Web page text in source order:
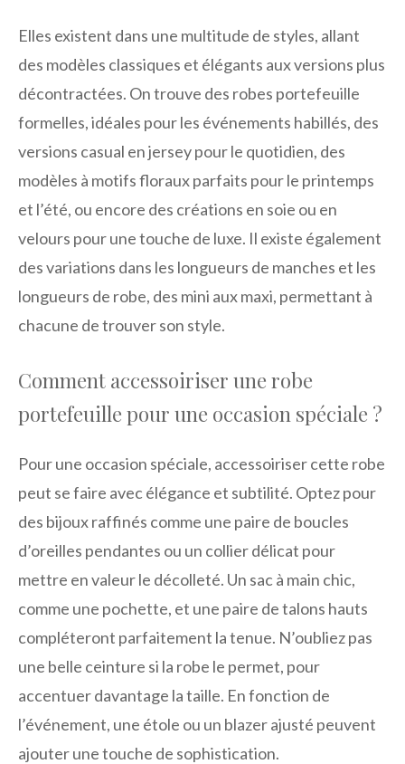
Elles existent dans une multitude de styles, allant
des modèles classiques et élégants aux versions plus
décontractées. On trouve des robes portefeuille
formelles, idéales pour les événements habillés, des
versions casual en jersey pour le quotidien, des
modèles à motifs floraux parfaits pour le printemps
et l’été, ou encore des créations en soie ou en
velours pour une touche de luxe. Il existe également
des variations dans les longueurs de manches et les
longueurs de robe, des mini aux maxi, permettant à
chacune de trouver son style.
Comment accessoiriser une robe
portefeuille pour une occasion spéciale ?
Pour une occasion spéciale, accessoiriser cette robe
peut se faire avec élégance et subtilité. Optez pour
des bijoux raffinés comme une paire de boucles
d’oreilles pendantes ou un collier délicat pour
mettre en valeur le décolleté. Un sac à main chic,
comme une pochette, et une paire de talons hauts
compléteront parfaitement la tenue. N’oubliez pas
une belle ceinture si la robe le permet, pour
accentuer davantage la taille. En fonction de
l’événement, une étole ou un blazer ajusté peuvent
ajouter une touche de sophistication.